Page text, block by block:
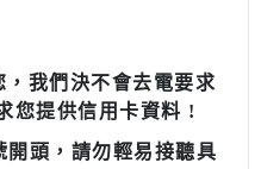
我們決不會去電要求
您提供信用卡資料 !
開頭，請勿輕易接聽具